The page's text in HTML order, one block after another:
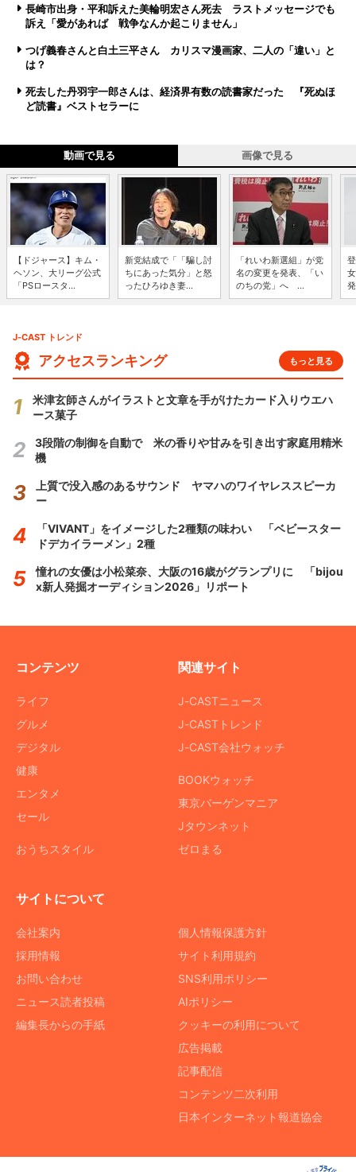
長崎市出身・平和訴えた美輪明宏さん死去 ラストメッセージでも
訴え「愛があれば 戦争なんか起こりません」
つげ義春さんと白土三平さん カリスマ漫画家、二人の「違い」と
は？
死去した丹羽宇一郎さんは、経済界有数の読書家だった 『死ぬほ
ど読書』ベストセラーに
動画で見る 画像で見る
【ドジャース】キム・
ヘソン、大リーグ公式
「PSロースタ...
新党結成で「「騙し討
ちにあった気分」と怒
ったひろゆき妻...
「れいわ新選組」が党
名の変更を発表、「い
のちの党」へ ...
J-CAST トレンド
アクセスランキング もっと見る
米津玄師さんがイラストと文章を手がけたカード入りウエハ
ース菓子
3段階の制御を自動で 米の香りや甘みを引き出す家庭用精米
機
上質で没入感のあるサウンド ヤマハのワイヤレススピーカ
ー
「VIVANT」をイメージした2種類の味わい 「ベビースター
ドデカイラーメン」2種
憧れの女優は小松菜奈、大阪の16歳がグランプリに 「bijou
x新人発掘オーディション2026」リポート
コンテンツ
ライフ
グルメ
デジタル
健康
エンタメ
セール
おうちスタイル
関連サイト
J-CASTニュース
J-CASTトレンド
J-CAST会社ウォッチ
BOOKウォッチ
東京バーゲンマニア
Jタウンネット
ゼロまる
サイトについて
会社案内
採用情報
お問い合わせ
ニュース読者投稿
編集長からの手紙
個人情報保護方針
サイト利用規約
SNS利用ポリシー
AIポリシー
クッキーの利用について
広告掲載
記事配信
コンテンツ二次利用
日本インターネット報道協会